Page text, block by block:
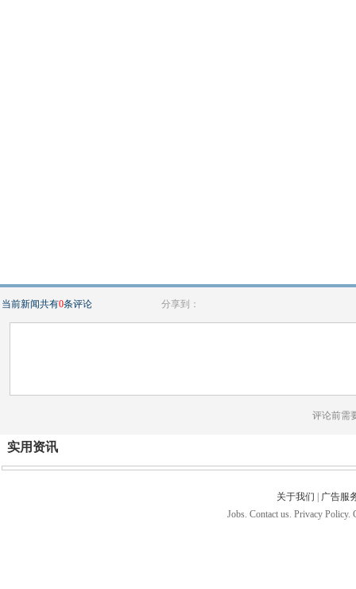
当前新闻共有0条评论 分享到：
评论前需
实用资讯
关于我们
广告服
Jobs. Contact us. Privacy